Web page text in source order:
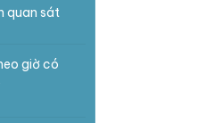
quan sát
giờ có